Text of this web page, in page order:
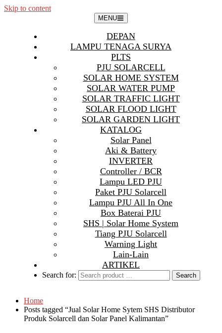
Skip to content
MENU
DEPAN
LAMPU TENAGA SURYA
PLTS
PJU SOLARCELL
SOLAR HOME SYSTEM
SOLAR WATER PUMP
SOLAR TRAFFIC LIGHT
SOLAR FLOOD LIGHT
SOLAR GARDEN LIGHT
KATALOG
Solar Panel
Aki & Battery
INVERTER
Controller / BCR
Lampu LED PJU
Paket PJU Solarcell
Lampu PJU All In One
Box Baterai PJU
SHS | Solar Home System
Tiang PJU Solarcell
Warning Light
Lain-Lain
ARTIKEL
Search for:
Home
Posts tagged “Jual Solar Home Sytem SHS Distributor
Produk Solarcell dan Solar Panel Kalimantan”